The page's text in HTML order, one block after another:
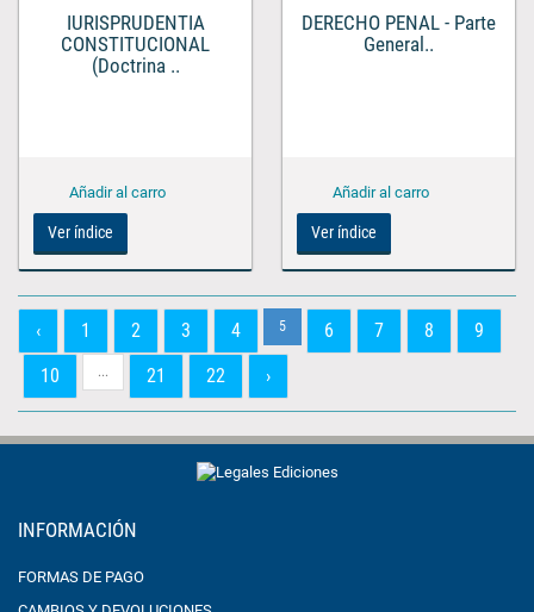
IURISPRUDENTIA
CONSTITUCIONAL
(Doctrina ..
Ver índice
DERECHO PENAL - Parte
General..
Ver índice
‹ 1 2 3 4 5 6 7 8
9
10
... 21 22 ›
INFORMACIÓN
FORMAS DE PAGO